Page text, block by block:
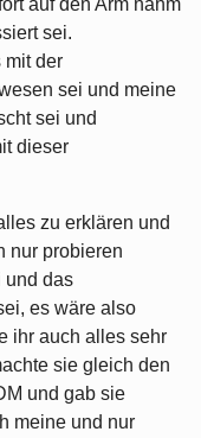
sei.
mit der
sei und meine
sei und
dieser
zu erklären und
nur probieren
und das
es wäre also
ihr auch alles sehr
sie gleich den
und gab sie
meine und nur